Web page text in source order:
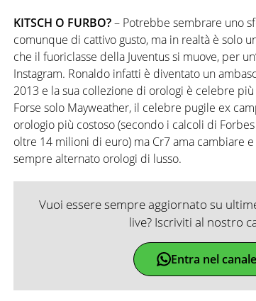
KITSCH O FURBO?– Potrebbe sembrare uno
comunque di cattivo gusto, ma in realtà è solo
che il fuoriclasse della Juventus si muove, per
Instagram. Ronaldo infatti è diventato un
2013 e la sua collezione di orologi è celebre
Forse solo Mayweather, il celebre pugile ex
orologio più costoso (secondo i calcoli di
oltre 14 milioni di euro) ma Cr7 ama cambiare
sempre alternato orologi di lusso.
Vuoi essere sempre aggiornato su
live? Iscriviti al nostro
Entra nel